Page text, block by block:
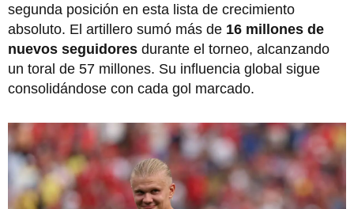
segunda posición en esta lista de crecimiento
absoluto. El artillero sumó más de 16 millones de
nuevos seguidores durante el torneo, alcanzando
un toral de 57 millones. Su influencia global sigue
consolidándose con cada gol marcado.